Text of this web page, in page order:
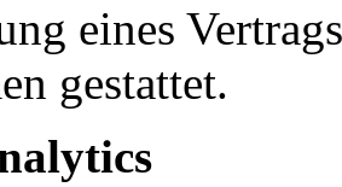
eines
gestattet.